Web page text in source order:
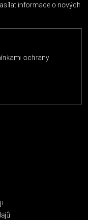
informace o nových
ochrany